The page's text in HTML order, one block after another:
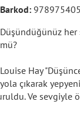
Barkod:
Düşündüğünüz her
mü?
Louise Hay
yola çıkarak
Ve sevgiyle